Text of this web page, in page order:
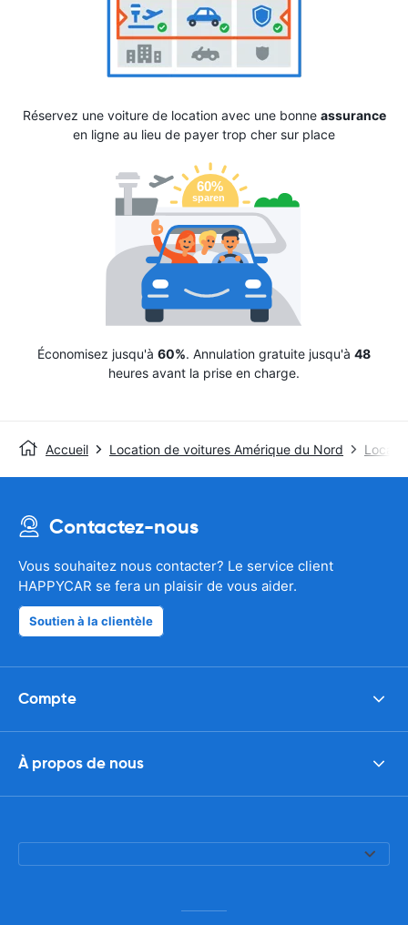
Réservez une voiture de location avec une bonne assurance
en ligne au lieu de payer trop cher sur place
Économisez jusqu'à 60%. Annulation gratuite jusqu'à 48
heures avant la prise en charge.
Accueil Location de voitures Amérique du Nord
Contactez-nous
Vous souhaitez nous contacter? Le service client
HAPPYCAR se fera un plaisir de vous aider.
Soutien à la clientèle
Compte
À propos de nous